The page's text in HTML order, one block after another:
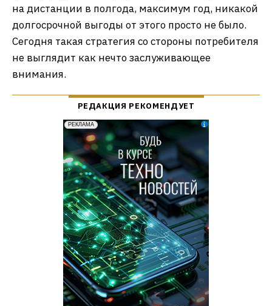
на дистанции в полгода, максимум год, никакой
долгосрочной выгоды от этого просто не было.
Сегодня такая стратегия со стороны потребителя
не выглядит как нечто заслуживающее
внимания.